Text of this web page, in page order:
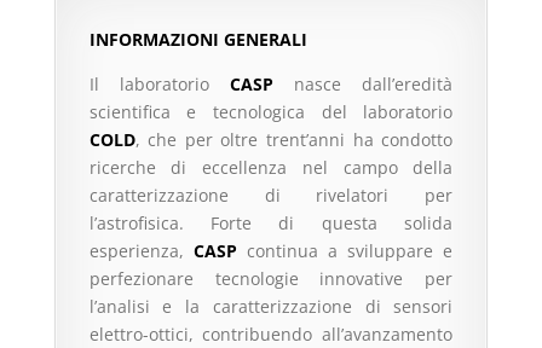
INFORMAZIONI GENERALI
Il laboratorio CASP nasce dall’eredità
scientifica e tecnologica del laboratorio
COLD, che per oltre trent’anni ha condotto
ricerche di eccellenza nel campo della
caratterizzazione di rivelatori per
l’astrofisica. Forte di questa solida
esperienza, CASP continua a sviluppare e
perfezionare tecnologie innovative per
l’analisi e la caratterizzazione di sensori
elettro-ottici, contribuendo all’avanzamento